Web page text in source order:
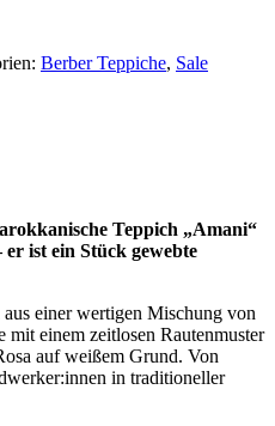
Berber Teppiche, Sale
Teppich „Amani“
ist ein Stück gewebte
einer wertigen Mischung von
einem zeitlosen Rautenmuster
auf weißem Grund. Von
in traditioneller